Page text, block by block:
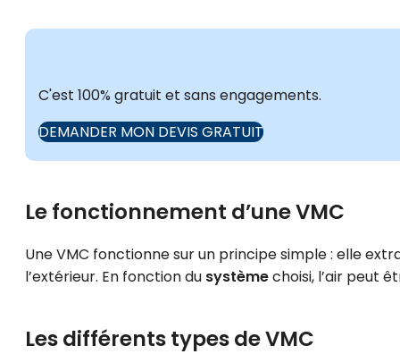
C'est 100% gratuit et sans engagements.
DEMANDER MON DEVIS GRATUIT
Le fonctionnement d’une VMC
Une VMC fonctionne sur un principe simple : elle
l’extérieur. En fonction du systèmechoisi, l’air peut
Les différents types de VMC